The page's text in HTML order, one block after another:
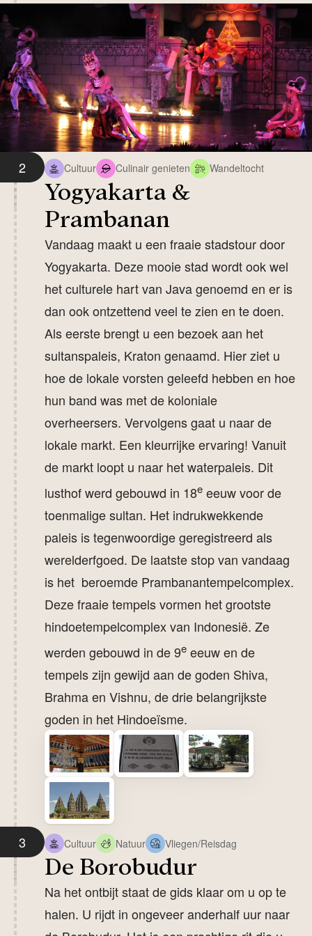
2 Cultuur Culinair genieten Wandeltocht
Yogyakarta &
Prambanan
Vandaag maakt u een fraaie stadstour door
Yogyakarta. Deze mooie stad wordt ook wel
het culturele hart van Java genoemd en er is
dan ook ontzettend veel te zien en te doen.
Als eerste brengt u een bezoek aan het
sultanspaleis, Kraton genaamd. Hier ziet u
hoe de lokale vorsten geleefd hebben en hoe
hun band was met de koloniale
overheersers. Vervolgens gaat u naar de
lokale markt. Een kleurrijke ervaring! Vanuit
de markt loopt u naar het waterpaleis. Dit
lusthof werd gebouwd in 18e eeuw voor de
toenmalige sultan. Het indrukwekkende
paleis is tegenwoordige geregistreerd als
werelderfgoed. De laatste stop van vandaag
is het beroemde Prambanantempelcomplex.
Deze fraaie tempels vormen het grootste
hindoetempelcomplex van Indonesië. Ze
werden gebouwd in de 9e eeuw en de
tempels zijn gewijd aan de goden Shiva,
Brahma en Vishnu, de drie belangrijkste
goden in het Hindoeïsme.
3 Cultuur Natuur Vliegen/Reisdag
De Borobudur
Na het ontbijt staat de gids klaar om u op te
halen. U rijdt in ongeveer anderhalf uur naar